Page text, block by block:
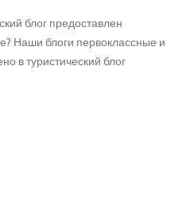
блог предоставлен
Наши блоги первоклассные и
в туристический блог